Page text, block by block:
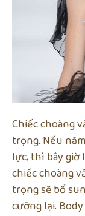
Chiếc choàng
trọng. Nếu
lực, thì bây giờ
chiếc choàng
trọng sẽ bổ
cưỡng lại.